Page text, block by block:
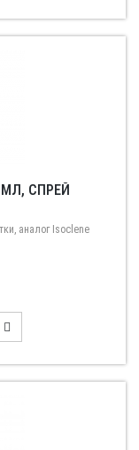
МЛ, СПРЕЙ
аналог Isoclene